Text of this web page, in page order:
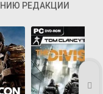
РЕДАКЦИИ